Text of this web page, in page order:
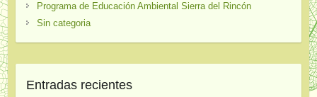
Programa de Educación Ambiental Sierra del Rincón
Sin categoria
Entradas recientes